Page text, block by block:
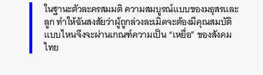
ในฐานะตัวละครสมมติ ความสมบูรณ์แบบของมธุสรและ
ลูก ทำให้ฉันสงสัยว่าผู้ถูกล่วงละเมิดจะต้องมีคุณสมบัติ
แบบไหนจึงจะผ่านเกณฑ์ความเป็น “เหยื่อ” ของสังคม
ไทย